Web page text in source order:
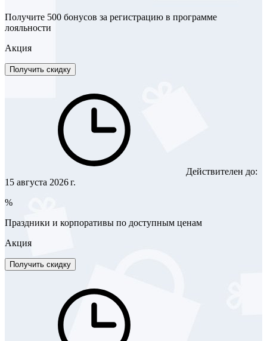
Получите 500 бонусов за регистрацию в программе
лояльности
Акция
Получить скидку
Действителен до:
15 августа 2026 г.
%
Праздники и корпоративы по доступным ценам
Акция
Получить скидку